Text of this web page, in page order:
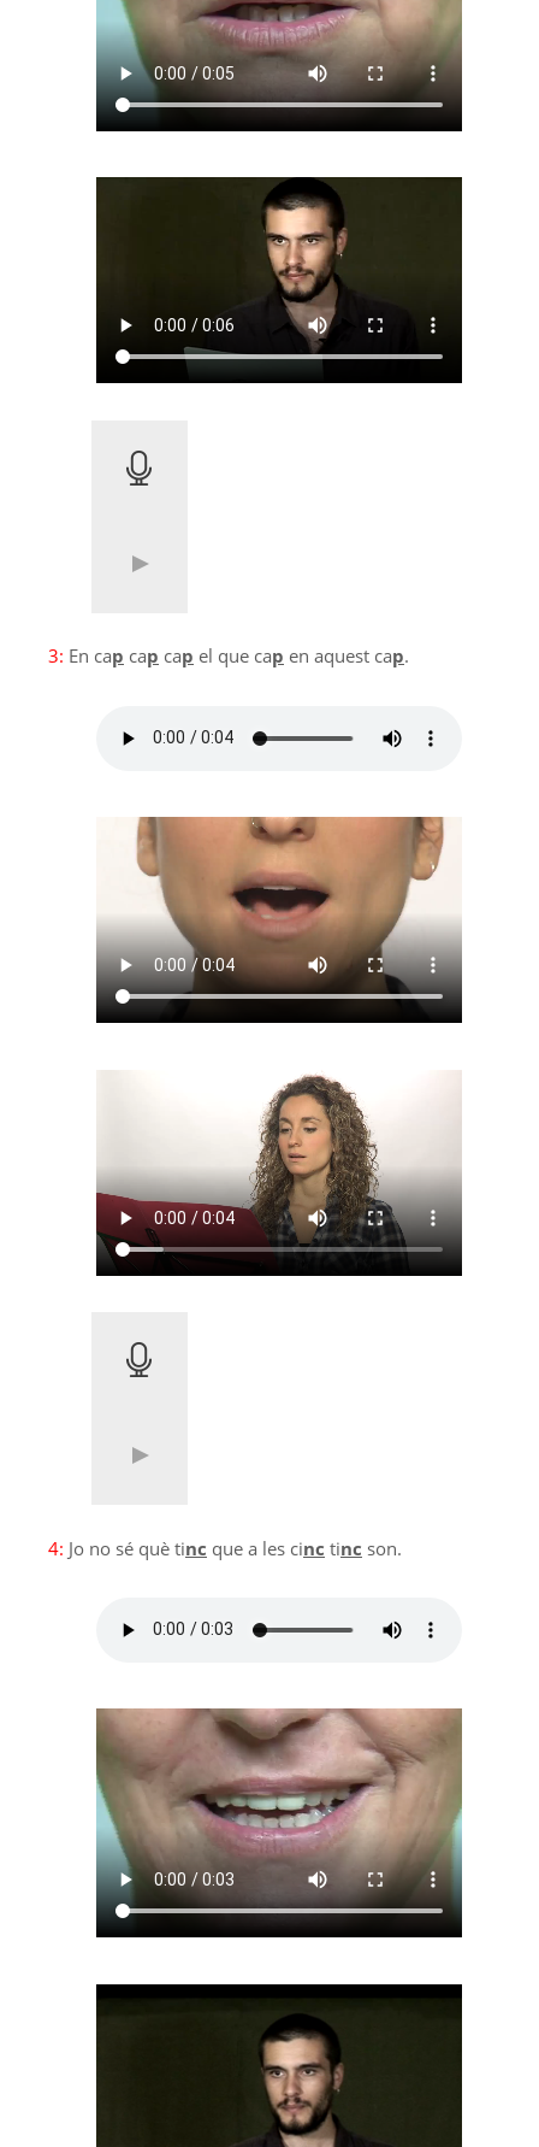
3: En cap cap cap el que cap en aquest cap.
4: Jo no sé què tinc que a les cinc tinc son.